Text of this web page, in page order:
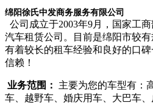
绵阳徐氏中发商务服务有限公司
公司成立于2003年9月，国家工
汽车租赁公司。目前是绵阳市较
有着较长的租车经验和良好的口
信赖！
业务范围：
主要为您的车型有：
车、越野车、婚庆用车、大巴车、